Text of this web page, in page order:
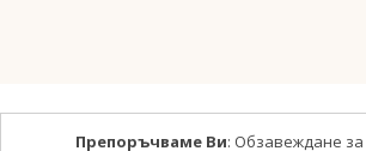
Препоръчваме Ви: Обзавеждане за